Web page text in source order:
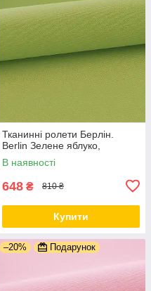
Тканинні ролети Берлін.
Berlin Зелене яблуко,
В наявності
648 ₴ 810 ₴
Купити
–20% Подарунок